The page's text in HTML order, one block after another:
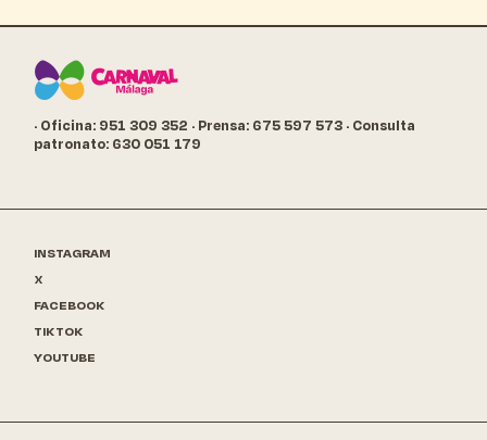
· Oficina: 951 309 352 · Prensa: 675 597 573 · Consulta
patronato: 630 051 179
INSTAGRAM
X
FACEBOOK
TIKTOK
YOUTUBE